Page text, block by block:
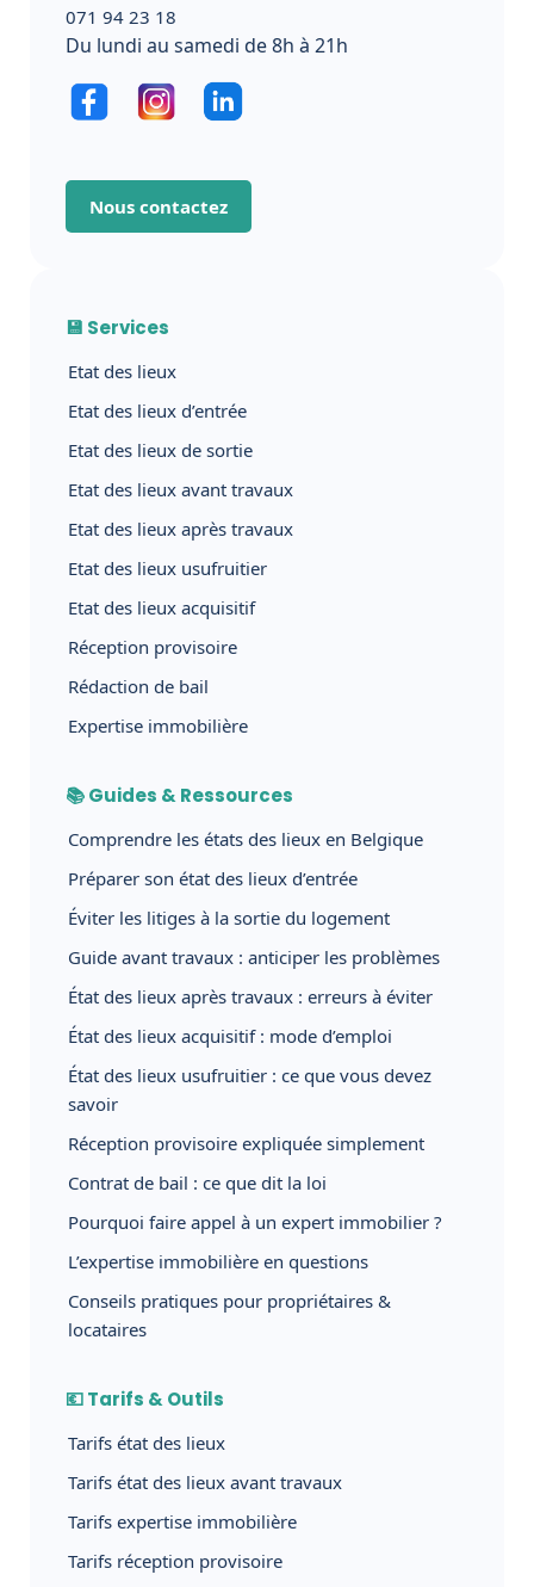
071 94 23 18
Du lundi au samedi de 8h à 21h
Nous contactez
💾 Services
Etat des lieux
Etat des lieux d’entrée
Etat des lieux de sortie
Etat des lieux avant travaux
Etat des lieux après travaux
Etat des lieux usufruitier
Etat des lieux acquisitif
Réception provisoire
Rédaction de bail
Expertise immobilière
📚 Guides & Ressources
Comprendre les états des lieux en Belgique
Préparer son état des lieux d’entrée
Éviter les litiges à la sortie du logement
Guide avant travaux : anticiper les problèmes
État des lieux après travaux : erreurs à éviter
État des lieux acquisitif : mode d’emploi
État des lieux usufruitier : ce que vous devez
savoir
Réception provisoire expliquée simplement
Contrat de bail : ce que dit la loi
Pourquoi faire appel à un expert immobilier ?
L’expertise immobilière en questions
Conseils pratiques pour propriétaires &
locataires
💶 Tarifs & Outils
Tarifs état des lieux
Tarifs état des lieux avant travaux
Tarifs expertise immobilière
Tarifs réception provisoire